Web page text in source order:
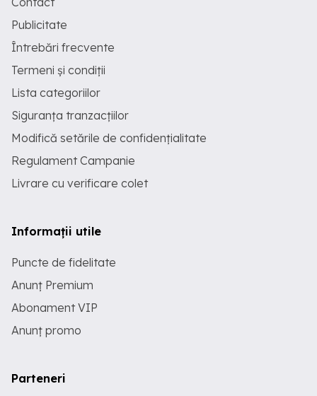
Publicitate
Întrebări frecvente
Termeni și condiții
Lista categoriilor
Siguranța tranzacțiilor
Modifică setările de confidențialitate
Regulament Campanie
Livrare cu verificare colet
Informații utile
Puncte de fidelitate
Anunț Premium
Abonament VIP
Anunț promo
Parteneri